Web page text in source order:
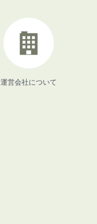
運営会社について